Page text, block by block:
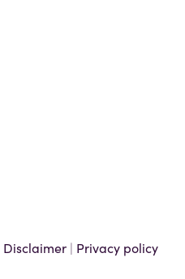
Disclaimer | Privacy policy